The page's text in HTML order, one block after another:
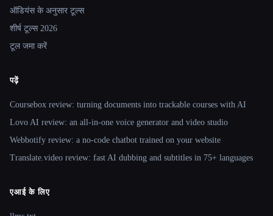
ऑडियंस के अनुसार टूल्स
शीर्ष टूल्स 2026
टूल जमा करें
पढ़ें
Coursebox review: turning documents into trackable courses with AI
Lovo AI review: an all-in-one voice generator and video studio
Webbotify review: a no-code chatbot trained on your website
Translate.video review: fast AI dubbing and subtitles in 75+ languages
एआई के लिए